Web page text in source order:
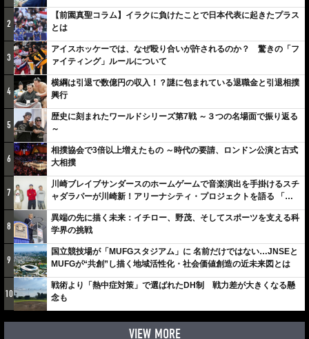
2
【前園真聖コラム】イラクに負けたことで日本代表に起きたプラス
とは
3
アイスホッケーでは、なぜ殴り合いが許されるのか？ 驚きの「フ
ァイティング」ルールについて
4
横綱は引退で数億円の収入！？謎に包まれている退職金と引退相撲
興行
5
歴史に刻まれたワールドシリーズ第7戦 ～３つの名場面で振り返る
～
6
相撲協会で3倍以上増えたもの ～時代の要請、ロンドン公演と古式
大相撲
7
川崎ブレイブサンダースのホームゲームで音楽演出を手掛けるスチ
ャダラパーが川崎新！アリーナシティ・プロジェクトを語る 「楽
しみでしかないでしょ。川崎は、ずっと成長曲線だから」
8
異端の先に描く未来：イチロー、野茂、そしてスポーツを支える科
学界の挑戦
9
国立競技場が「MUFGスタジアム」に 名前だけではない…JNSEと
MUFGが“共創”し描く地域活性化・社会価値創造の近未来図とは
10
戦術より「熱中症対策」で選ばれたDH制 戦力差が大きくなる懸
念も
VIEW MORE